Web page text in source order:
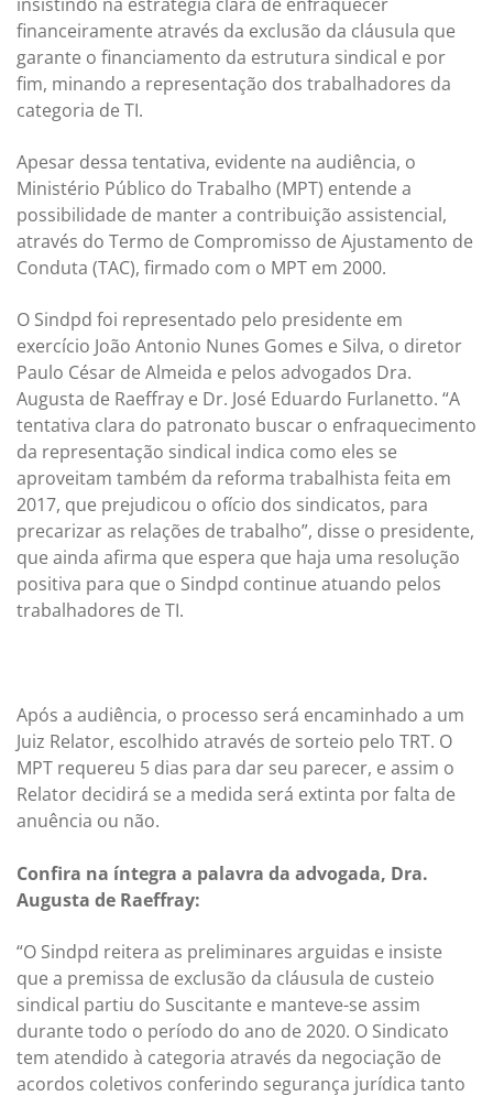
financeiramente através da exclusão da cláusula que
garante o financiamento da estrutura sindical e por
fim, minando a representação dos trabalhadores da
categoria de TI.
Apesar dessa tentativa, evidente na audiência, o
Ministério Público do Trabalho (MPT) entende a
possibilidade de manter a contribuição assistencial,
através do Termo de Compromisso de Ajustamento de
Conduta (TAC), firmado com o MPT em 2000.
O Sindpd foi representado pelo presidente em
exercício João Antonio Nunes Gomes e Silva, o diretor
Paulo César de Almeida e pelos advogados Dra.
Augusta de Raeffray e Dr. José Eduardo Furlanetto. “A
tentativa clara do patronato buscar o enfraquecimento
da representação sindical indica como eles se
aproveitam também da reforma trabalhista feita em
2017, que prejudicou o ofício dos sindicatos, para
precarizar as relações de trabalho”, disse o presidente,
que ainda afirma que espera que haja uma resolução
positiva para que o Sindpd continue atuando pelos
trabalhadores de TI.
Após a audiência, o processo será encaminhado a um
Juiz Relator, escolhido através de sorteio pelo TRT. O
MPT requereu 5 dias para dar seu parecer, e assim o
Relator decidirá se a medida será extinta por falta de
anuência ou não.
Confira na íntegra a palavra da advogada, Dra.
Augusta de Raeffray:
“O Sindpd reitera as preliminares arguidas e insiste
que a premissa de exclusão da cláusula de custeio
sindical partiu do Suscitante e manteve-se assim
durante todo o período do ano de 2020. O Sindicato
tem atendido à categoria através da negociação de
acordos coletivos conferindo segurança jurídica tanto